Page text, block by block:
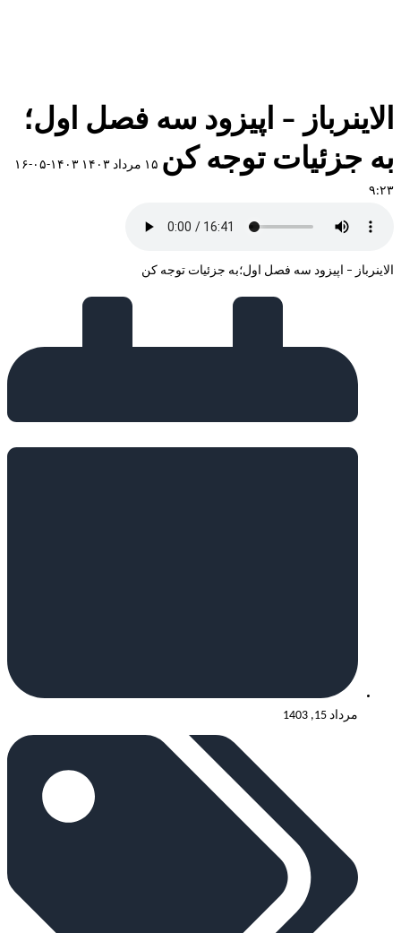
الاینرباز – اپیزود سه فصل اول؛
به جزئیات توجه کن ۱۵ مرداد ۱۴۰۳
۱۴۰۳-۰۵-۱۶
۹:۲۳
الاینرباز – اپیزود سه فصل اول؛به جزئیات توجه کن
مرداد 15, 1403